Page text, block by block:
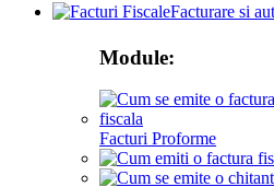
Facturare si
Module:
Facturi Proforme